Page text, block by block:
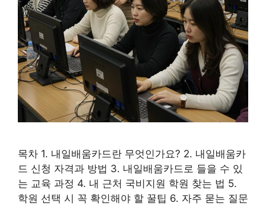
목차 1. 내일배움카드란 무엇인가요? 2. 내일배움카
드 신청 자격과 방법 3. 내일배움카드로 들을 수 있
는 교육 과정 4. 내 근처 국비지원 학원 찾는 법 5.
학원 선택 시 꼭 확인해야 할 꿀팁 6. 자주 묻는 질문